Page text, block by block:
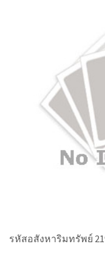
รหัสอสังหาริมทรัพย์